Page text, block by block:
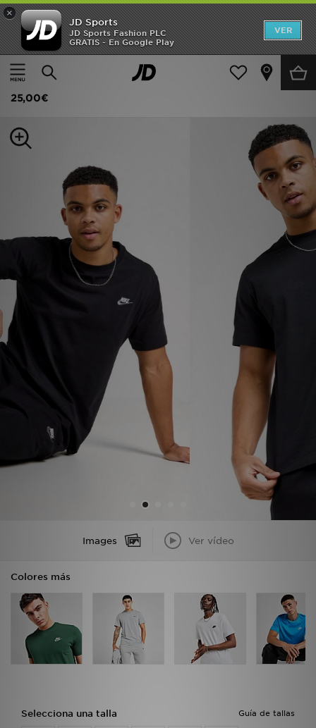
×
JD Sports
JD Sports Fashion PLC
GRATIS - En Google Play
VER
Página principal
Hombre Ropa de hombre Camisetas
Nike Camiseta Core
25,00€
Images Ver vídeo
Colores más
Guía de tallas
Selecciona una talla
Hombre
Mujer
Estilo
Ver Marcas
Deportes & Fitness
Ofertas
TARJETA REGALO